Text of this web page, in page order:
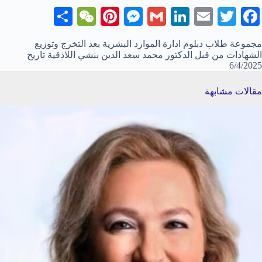
Fa
bo
ok
T
wi
tte
E
m
ail
Li
nk
ed
G
m
ail
M
se
Pi
er
W
C
re
مجموعة طلاب دبلوم ادارة الموارد البشرية بعد التخرج وتوزيع
الشهادات من قبل الدكتور محمد سعد الدين بنشي اللاذقية تاريخ
6/4/2025
مقالات مشابهة